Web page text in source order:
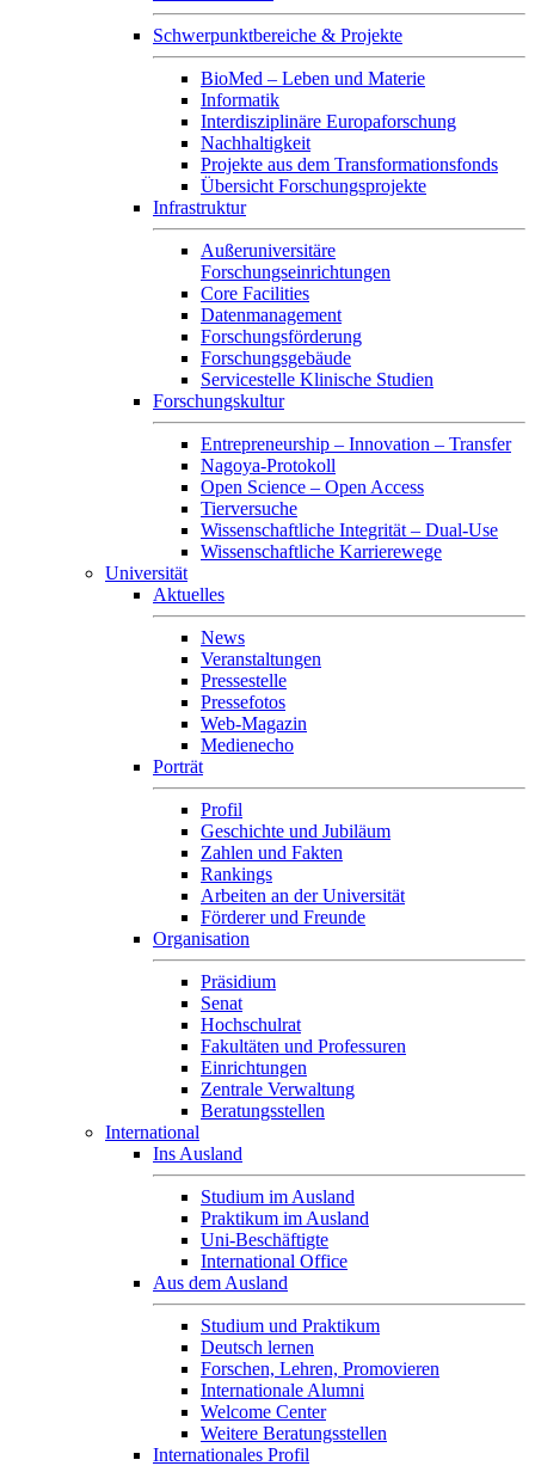
Schwerpunktbereiche & Projekte
BioMed – Leben und Materie
Informatik
Interdisziplinäre Europaforschung
Nachhaltigkeit
Projekte aus dem Transformationsfonds
Übersicht Forschungsprojekte
Infrastruktur
Außeruniversitäre
Forschungseinrichtungen
Core Facilities
Datenmanagement
Forschungsförderung
Forschungsgebäude
Servicestelle Klinische Studien
Forschungskultur
Entrepreneurship – Innovation – Transfer
Nagoya-Protokoll
Open Science – Open Access
Tierversuche
Wissenschaftliche Integrität – Dual-Use
Wissenschaftliche Karrierewege
Universität
Aktuelles
News
Veranstaltungen
Pressestelle
Pressefotos
Web-Magazin
Medienecho
Porträt
Profil
Geschichte und Jubiläum
Zahlen und Fakten
Rankings
Arbeiten an der Universität
Förderer und Freunde
Organisation
Präsidium
Senat
Hochschulrat
Fakultäten und Professuren
Einrichtungen
Zentrale Verwaltung
Beratungsstellen
International
Ins Ausland
Studium im Ausland
Praktikum im Ausland
Uni-Beschäftigte
International Office
Aus dem Ausland
Studium und Praktikum
Deutsch lernen
Forschen, Lehren, Promovieren
Internationale Alumni
Welcome Center
Weitere Beratungsstellen
Internationales Profil